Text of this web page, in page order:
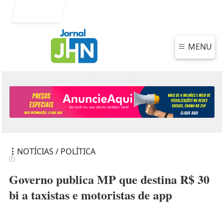
MENU
NOTÍCIAS / POLÍTICA
Governo publica MP que destina R$ 30
bi a taxistas e motoristas de app